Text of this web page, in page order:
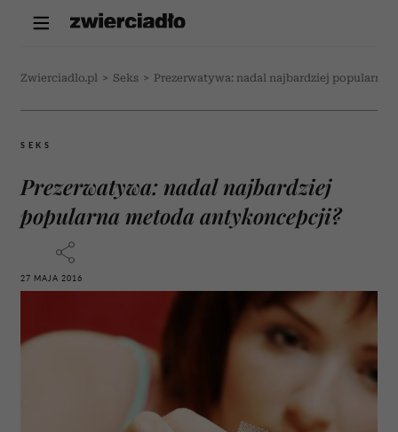
Zwierciadlo.pl > Seks > Prezerwatywa: nadal najbardziej popularna
SEKS
Prezerwatywa: nadal najbardziej
popularna metoda antykoncepcji?
27 MAJA 2016